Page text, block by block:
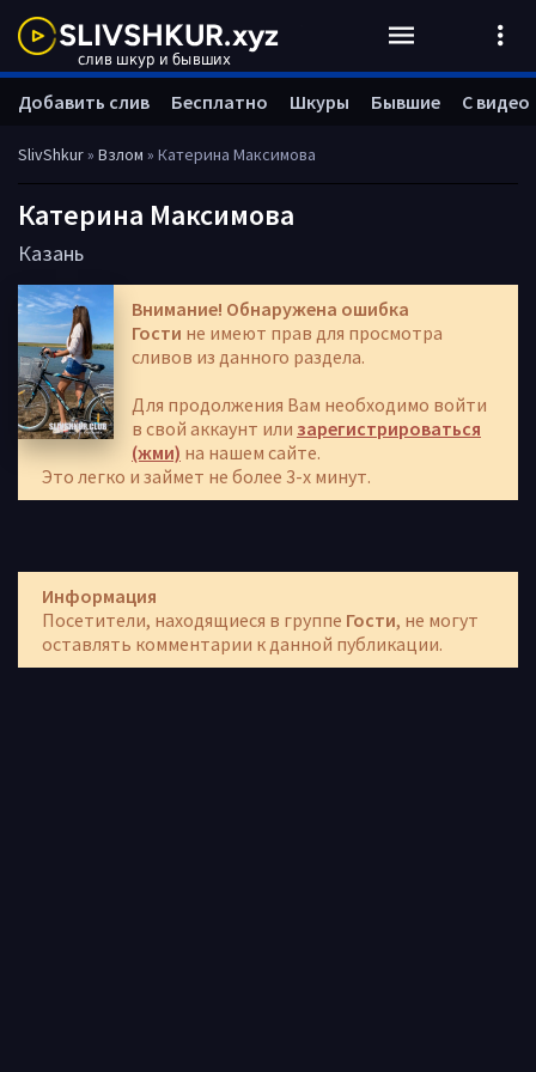
SlivShkur» Взлом » Катерина Максимова
Катерина Максимова
Казань
Внимание! Обнаружена ошибка
Гости не имеют прав для просмотра
сливов из данного раздела.
Для продолжения Вам необходимо войти
в свой аккаунт или зарегистрироваться
(жми) на нашем сайте.
Это легко и займет не более 3-х минут.
Информация
Посетители, находящиеся в группе Гости, не могут
оставлять комментарии к данной публикации.
Добавить слив Бесплатно Шкуры Бывшие С видео